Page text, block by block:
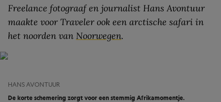
Freelance fotograaf en journalist Hans Avontuur
maakte voor Traveler ook een arctische safari in
het noorden van Noorwegen.
HANS AVONTUUR
De korte schemering zorgt voor een stemmig Afrikamomentje.